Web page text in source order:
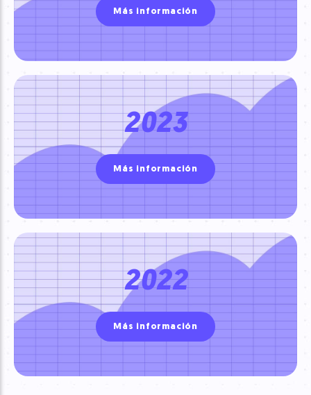
Más información
2023
Más información
2022
Más información